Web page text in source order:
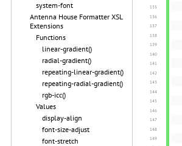
system-font
Antenna House Formatter XSL
Extensions
Functions
linear-gradient()
radial-gradient()
repeating-linear-gradient()
repeating-radial-gradient()
rgb-icc()
Values
display-align
font-size-adjust
font-stretch